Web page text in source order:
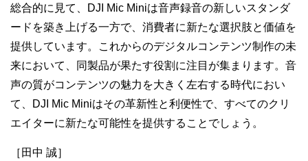
総合的に見て、DJI Mic Miniは音声録音の新しいスタンダ
ードを築き上げる一方で、消費者に新たな選択肢と価値を
提供しています。これからのデジタルコンテンツ制作の未
来において、同製品が果たす役割に注目が集まります。音
声の質がコンテンツの魅力を大きく左右する時代におい
て、DJI Mic Miniはその革新性と利便性で、すべてのクリ
エイターに新たな可能性を提供することでしょう。
［田中 誠］